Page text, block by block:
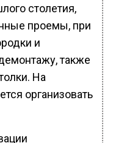
столетия,
проемы, при
и
также
На
организовать